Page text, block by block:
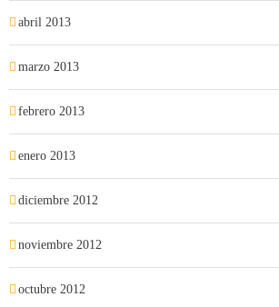
abril 2013
marzo 2013
febrero 2013
enero 2013
diciembre 2012
noviembre 2012
octubre 2012